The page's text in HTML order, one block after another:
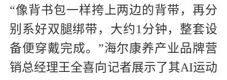
“像背书包一样挎上两边的背带，再分
别系好双腿绑带，大约1分钟，整套设
备便穿戴完成。”海尔康养产业品牌营
销总经理王全喜向记者展示了其AI运动